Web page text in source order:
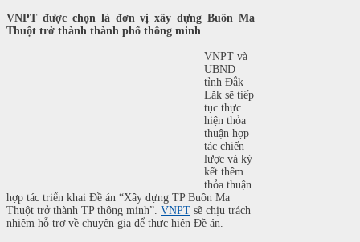
VNPT được chọn là đơn vị xây dựng Buôn Ma
Thuột trở thành thành phố thông minh
VNPT và
UBND
tỉnh Đắk
Lăk sẽ tiếp
tục thực
hiện thỏa
thuận hợp
tác chiến
lược và ký
kết thêm
thỏa thuận
hợp tác triển khai Đề án “Xây dựng TP Buôn Ma
Thuột trở thành TP thông minh”. VNPT sẽ chịu trách
nhiệm hỗ trợ về chuyên gia để thực hiện Đề án.